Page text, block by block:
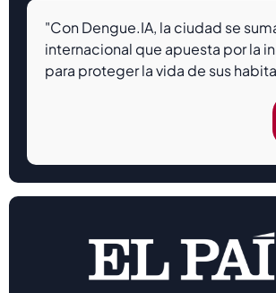
"Con Dengue.IA, la ciudad se
internacional que apuesta por la
para proteger la vida de sus